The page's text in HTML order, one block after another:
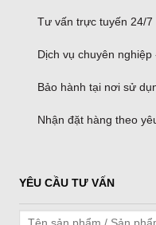
Tư vấn trực tuyến 24/7
Dịch vụ chuyên
Bảo hành tại nơi sử
Nhận đặt hàng theo
YÊU CẦU TƯ VẤN